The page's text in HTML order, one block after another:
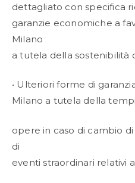
dettagliato con specifica
garanzie economiche a
Milano
a tutela della
• Ulteriori forme di
Milano a tutela della
opere in caso di cambio
di
eventi straordinari relativi